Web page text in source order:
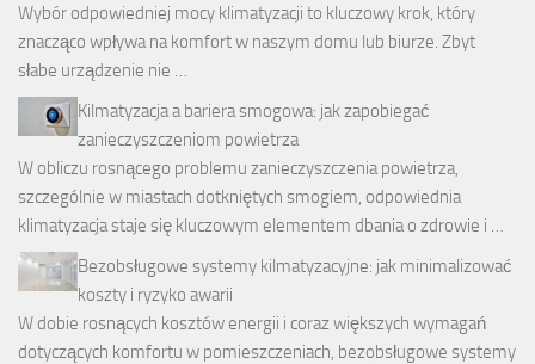
Wybór odpowiedniej mocy klimatyzacji to kluczowy krok, który
znacząco wpływa na komfort w naszym domu lub biurze. Zbyt
słabe urządzenie nie …
Kilmatyzacja a bariera smogowa: jak zapobiegać
zanieczyszczeniom powietrza
W obliczu rosnącego problemu zanieczyszczenia powietrza,
szczególnie w miastach dotkniętych smogiem, odpowiednia
klimatyzacja staje się kluczowym elementem dbania o zdrowie i …
Bezobsługowe systemy kilmatyzacyjne: jak minimalizować
koszty i ryzyko awarii
W dobie rosnących kosztów energii i coraz większych wymagań
dotyczących komfortu w pomieszczeniach, bezobsługowe systemy